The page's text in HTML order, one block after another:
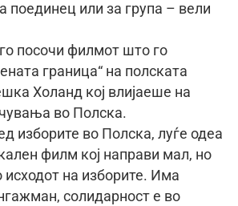
поединец или за група – вели
посочи филмот што го
граница“ на полската
Холанд кој влијаеше на
во Полска.
изборите во Полска, луѓе одеа
филм кој направи мал, но
на изборите. Има
солидарност е во